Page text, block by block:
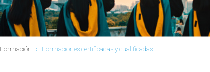
Formación › Formaciones certificadas y cualificadas